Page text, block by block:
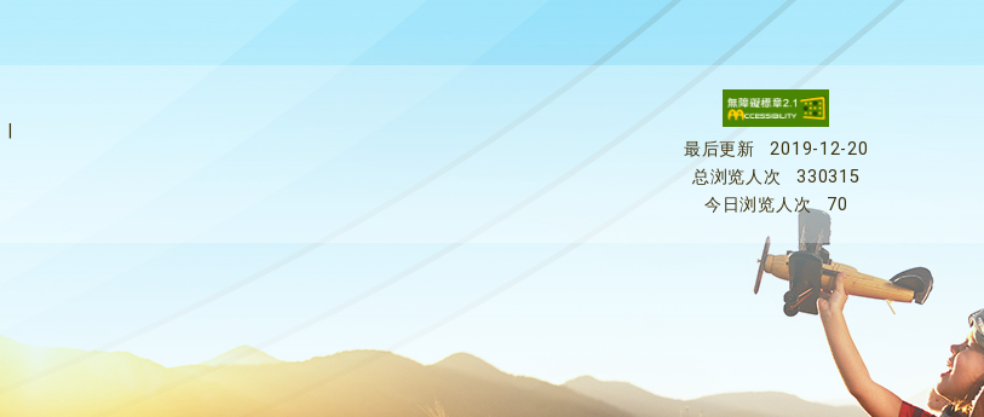
最后更新
2019-12-20
总浏览人次
330315
今日浏览人次
70